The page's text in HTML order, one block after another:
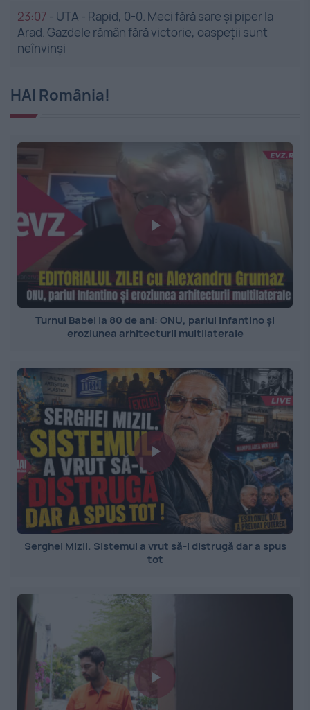
23:07 - UTA - Rapid, 0-0. Meci fără sare și piper la
Arad. Gazdele rămân fără victorie, oaspeții sunt
neînvinși
HAI România!
Turnul Babel la 80 de ani: ONU, pariul Infantino și
eroziunea arhitecturii multilaterale
Serghei Mizil. Sistemul a vrut să-l distrugă dar a spus
tot